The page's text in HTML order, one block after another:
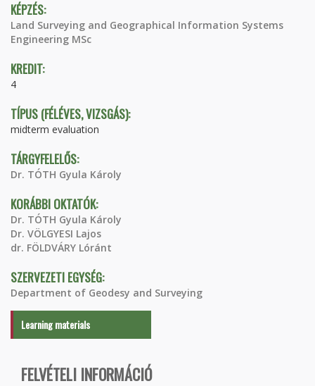
KÉPZÉS:
Land Surveying and Geographical Information Systems
Engineering MSc
KREDIT:
4
TÍPUS (FÉLÉVES, VIZSGÁS):
midterm evaluation
TÁRGYFELELŐS:
Dr. TÓTH Gyula Károly
KORÁBBI OKTATÓK:
Dr. TÓTH Gyula Károly
Dr. VÖLGYESI Lajos
dr. FÖLDVÁRY Lóránt
SZERVEZETI EGYSÉG:
Department of Geodesy and Surveying
Learning materials
FELVÉTELI INFORMÁCIÓ